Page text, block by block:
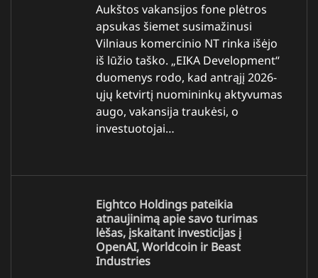
Aukštos vakansijos fone plėtros
apsukas šiemet susimažinusi
Vilniaus komercinio NT rinka išėjo
iš lūžio taško. „EIKA Development“
duomenys rodo, kad antrąjį 2026-
ųjų ketvirtį nuomininkų aktyvumas
augo, vakansija traukėsi, o
investuotojai…
Eightco Holdings pateikia
atnaujinimą apie savo turimas
lėšas, įskaitant investicijas į
OpenAI, Worldcoin ir Beast
Industries